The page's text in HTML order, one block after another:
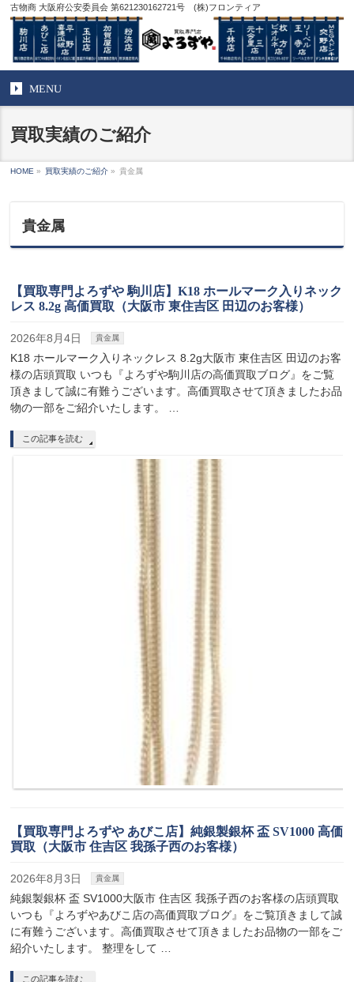
古物商 大阪府公安委員会 第621230162721号 (株)フロンティア
MENU
買取実績のご紹介
HOME » 買取実績のご紹介 » 貴金属
貴金属
【買取専門よろずや 駒川店】K18 ホールマーク入りネック
レス 8.2g 高価買取（大阪市 東住吉区 田辺のお客様）
2026年8月4日 貴金属
K18 ホールマーク入りネックレス 8.2g大阪市 東住吉区 田辺のお客
様の店頭買取 いつも『よろずや駒川店の高価買取ブログ』をご覧
頂きまして誠に有難うございます。高価買取させて頂きましたお品
物の一部をご紹介いたします。 …
この記事を読む
【買取専門よろずや あびこ店】純銀製銀杯 盃 SV1000 高価
買取（大阪市 住吉区 我孫子西のお客様）
2026年8月3日 貴金属
純銀製銀杯 盃 SV1000大阪市 住吉区 我孫子西のお客様の店頭買取
いつも『よろずやあびこ店の高価買取ブログ』をご覧頂きまして誠
に有難うございます。高価買取させて頂きましたお品物の一部をご
紹介いたします。 整理をして …
この記事を読む